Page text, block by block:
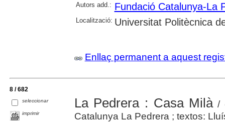
Autors add.: Fundació Catalunya-La
Localització: Universitat Politècnica
Enllaç permanent a aquest
8 / 682
seleccionar
imprimir
La Pedrera : Casa Milà/
Catalunya La Pedrera ; textos: